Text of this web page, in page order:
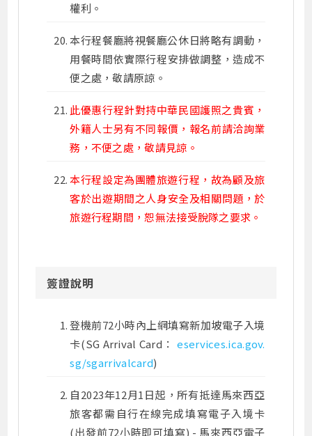
權利。
本行程餐廳將視餐廳公休日將略有調動，
用餐時間依實際行程安排做調整，造成不
便之處，敬請原諒。
此優惠行程針對持中華民國護照之貴賓，
外籍人士另有不同報價，報名前請洽詢業
務，不便之處，敬請見諒。
本行程設定為團體旅遊行程，故為顧及旅
客於出遊期間之人身安全及相關問題，於
旅遊行程期間，恕無法接受脫隊之要求。
簽證說明
登機前72小時內上網填寫新加坡電子入境
卡(SG Arrival Card：eservices.ica.gov.
sg/sgarrivalcard)
自2023年12月1日起，所有抵達馬來西亞
旅客都需自行在線完成填寫電子入境卡
(出發前72小時即可填寫) - 馬來西亞電子